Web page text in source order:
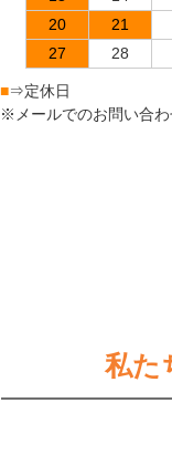
6
7
13
14
20
27
28